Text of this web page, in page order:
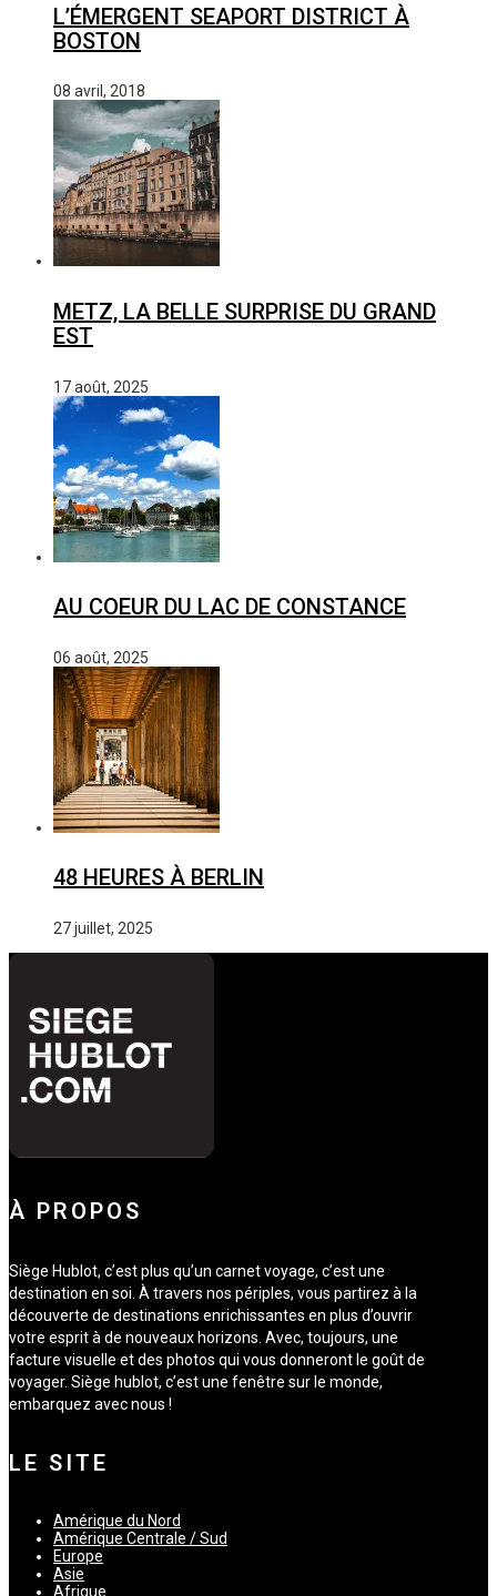
L’ÉMERGENT SEAPORT DISTRICT À
BOSTON
08 avril, 2018
METZ, LA BELLE SURPRISE DU GRAND
EST
17 août, 2025
AU COEUR DU LAC DE CONSTANCE
06 août, 2025
48 HEURES À BERLIN
27 juillet, 2025
À PROPOS
Siège Hublot, c’est plus qu’un carnet voyage, c’est une
destination en soi. À travers nos périples, vous partirez à la
découverte de destinations enrichissantes en plus d’ouvrir
votre esprit à de nouveaux horizons. Avec, toujours, une
facture visuelle et des photos qui vous donneront le goût de
voyager. Siège hublot, c’est une fenêtre sur le monde,
embarquez avec nous !
LE SITE
Amérique du Nord
Amérique Centrale / Sud
Europe
Asie
Afrique